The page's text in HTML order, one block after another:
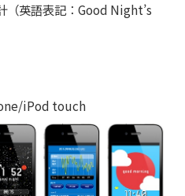
（英語表記：Good Night’s
iPod touch